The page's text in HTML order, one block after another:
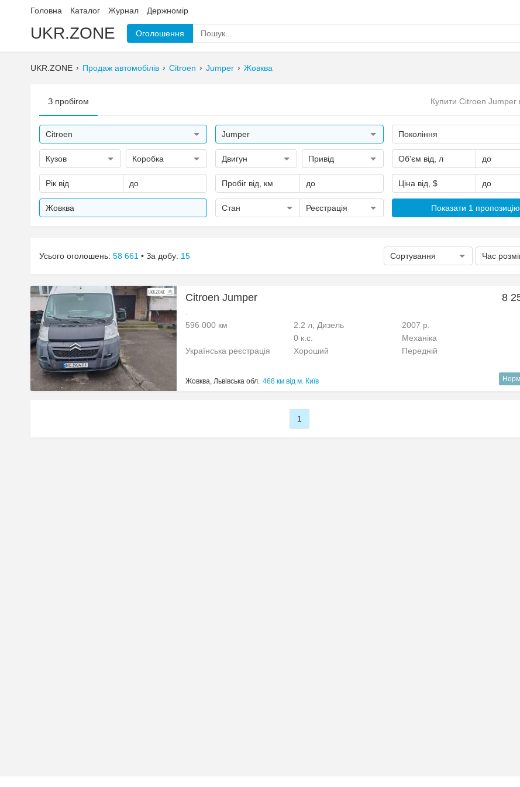
Головна Каталог Журнал Держномір
UKR.ZONE Оголошення
UKR.ZONE Продаж автомобілів Citroen Jumper Жовква
З пробігом Купити Citroen Jumper
Citroen Jumper Покоління
Кузов Коробка Двигун Привід Об'єм від, л до
Рік від до Пробіг від, км до Ціна від, $ до
Жовква Стан Реєстрація Показати 1 пропозицію
Усього оголошень: 58 661 • За добу: 15 Сортування Час
Citroen Jumper 8
.
596 000 км 2.2 л, Дизель
2007 р.
0 к.с.
Механіка
Українська реєстрація
Хороший Передній
Жовква, Львівська обл. 468 км від м. Київ
1